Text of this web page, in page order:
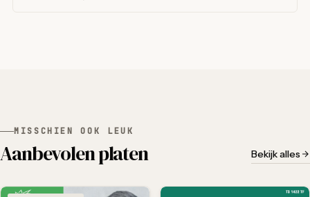
MISSCHIEN OOK LEUK
Aanbevolen platen Bekijk alles